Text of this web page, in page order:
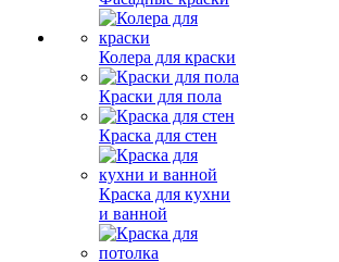
Колера для краски
Краски для пола
Краска для стен
Краска для кухни
и ванной